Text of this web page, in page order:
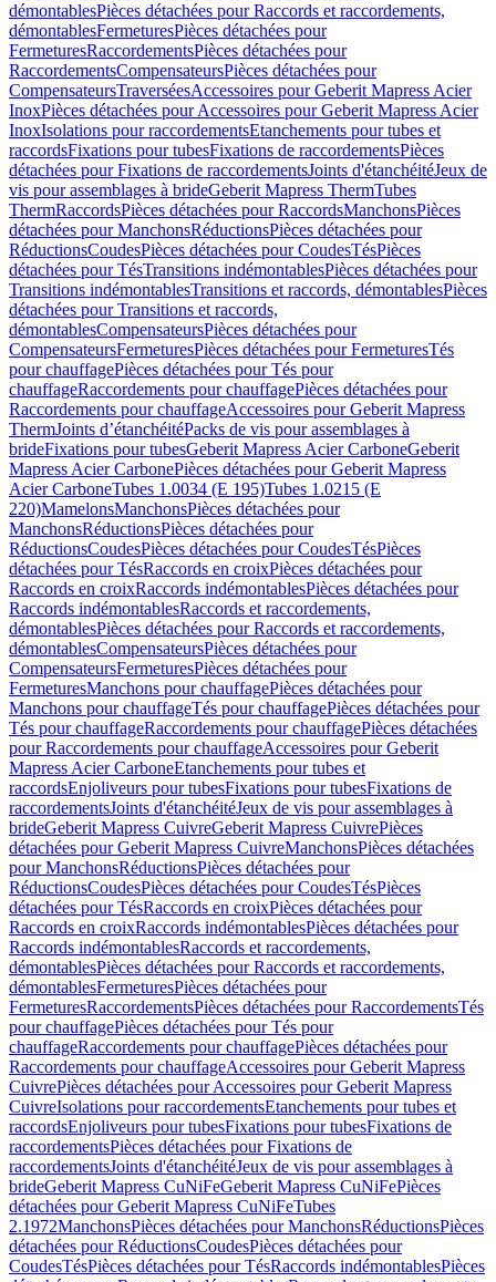
démontablesPièces détachées pour Raccords et raccordements,
démontablesFermeturesPièces détachées pour
FermeturesRaccordementsPièces détachées pour
RaccordementsCompensateursPièces détachées pour
CompensateursTraverséesAccessoires pour Geberit Mapress Acier
InoxPièces détachées pour Accessoires pour Geberit Mapress Acier
InoxIsolations pour raccordementsEtanchements pour tubes et
raccordsFixations pour tubesFixations de raccordementsPièces
détachées pour Fixations de raccordementsJoints d'étanchéitéJeux de
vis pour assemblages à brideGeberit Mapress ThermTubes
ThermRaccordsPièces détachées pour RaccordsManchonsPièces
détachées pour ManchonsRéductionsPièces détachées pour
RéductionsCoudesPièces détachées pour CoudesTésPièces
détachées pour TésTransitions indémontablesPièces détachées pour
Transitions indémontablesTransitions et raccords, démontablesPièces
détachées pour Transitions et raccords,
démontablesCompensateursPièces détachées pour
CompensateursFermeturesPièces détachées pour FermeturesTés
pour chauffagePièces détachées pour Tés pour
chauffageRaccordements pour chauffagePièces détachées pour
Raccordements pour chauffageAccessoires pour Geberit Mapress
ThermJoints d’étanchéitéPacks de vis pour assemblages à
brideFixations pour tubesGeberit Mapress Acier CarboneGeberit
Mapress Acier CarbonePièces détachées pour Geberit Mapress
Acier CarboneTubes 1.0034 (E 195)Tubes 1.0215 (E
220)MamelonsManchonsPièces détachées pour
ManchonsRéductionsPièces détachées pour
RéductionsCoudesPièces détachées pour CoudesTésPièces
détachées pour TésRaccords en croixPièces détachées pour
Raccords en croixRaccords indémontablesPièces détachées pour
Raccords indémontablesRaccords et raccordements,
démontablesPièces détachées pour Raccords et raccordements,
démontablesCompensateursPièces détachées pour
CompensateursFermeturesPièces détachées pour
FermeturesManchons pour chauffagePièces détachées pour
Manchons pour chauffageTés pour chauffagePièces détachées pour
Tés pour chauffageRaccordements pour chauffagePièces détachées
pour Raccordements pour chauffageAccessoires pour Geberit
Mapress Acier CarboneEtanchements pour tubes et
raccordsEnjoliveurs pour tubesFixations pour tubesFixations de
raccordementsJoints d'étanchéitéJeux de vis pour assemblages à
brideGeberit Mapress CuivreGeberit Mapress CuivrePièces
détachées pour Geberit Mapress CuivreManchonsPièces détachées
pour ManchonsRéductionsPièces détachées pour
RéductionsCoudesPièces détachées pour CoudesTésPièces
détachées pour TésRaccords en croixPièces détachées pour
Raccords en croixRaccords indémontablesPièces détachées pour
Raccords indémontablesRaccords et raccordements,
démontablesPièces détachées pour Raccords et raccordements,
démontablesFermeturesPièces détachées pour
FermeturesRaccordementsPièces détachées pour RaccordementsTés
pour chauffagePièces détachées pour Tés pour
chauffageRaccordements pour chauffagePièces détachées pour
Raccordements pour chauffageAccessoires pour Geberit Mapress
CuivrePièces détachées pour Accessoires pour Geberit Mapress
CuivreIsolations pour raccordementsEtanchements pour tubes et
raccordsEnjoliveurs pour tubesFixations pour tubesFixations de
raccordementsPièces détachées pour Fixations de
raccordementsJoints d'étanchéitéJeux de vis pour assemblages à
brideGeberit Mapress CuNiFeGeberit Mapress CuNiFePièces
détachées pour Geberit Mapress CuNiFeTubes
2.1972ManchonsPièces détachées pour ManchonsRéductionsPièces
détachées pour RéductionsCoudesPièces détachées pour
CoudesTésPièces détachées pour TésRaccords indémontablesPièces